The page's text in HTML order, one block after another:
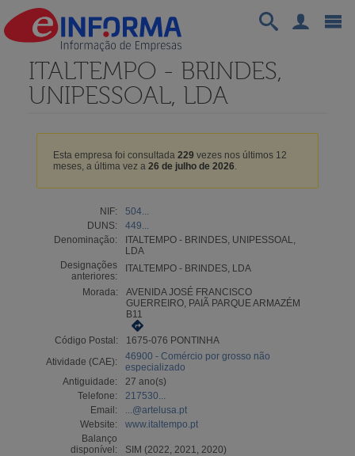
ITALTEMPO - BRINDES,
UNIPESSOAL, LDA
Esta empresa foi consultada 229 vezes nos últimos 12
meses, a última vez a 26 de julho de 2026.
NIF:
504...
DUNS:
449...
Denominação:
ITALTEMPO - BRINDES, UNIPESSOAL,
LDA
Designações
anteriores:
ITALTEMPO - BRINDES, LDA
Morada:
AVENIDA JOSÉ FRANCISCO
GUERREIRO, PAIÃ PARQUE ARMAZÉM
B11
Código Postal:
1675-076 PONTINHA
Atividade (CAE):
46900 - Comércio por grosso não
especializado
Antiguidade:
27 ano(s)
Telefone:
217530...
Email:
...@artelusa.pt
Website:
www.italtempo.pt
Balanço
disponível:
SIM (2022, 2021, 2020)